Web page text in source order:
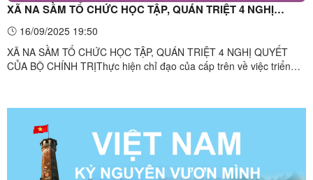
XÃ NA SẦM TỔ CHỨC HỌC TẬP, QUÁN TRIỆT 4 NGHỊ
QUYẾT CỦA BỘ CHÍNH TRỊ
16/09/2025 19:50
XÃ NA SẦM TỔ CHỨC HỌC TẬP, QUÁN TRIỆT 4 NGHỊ QUYẾT
CỦA BỘ CHÍNH TRỊThực hiện chỉ đạo của cấp trên về việc triển
nghị học tập, tuyên truyền 4 nghị quyết quan trọng do Bộ ...